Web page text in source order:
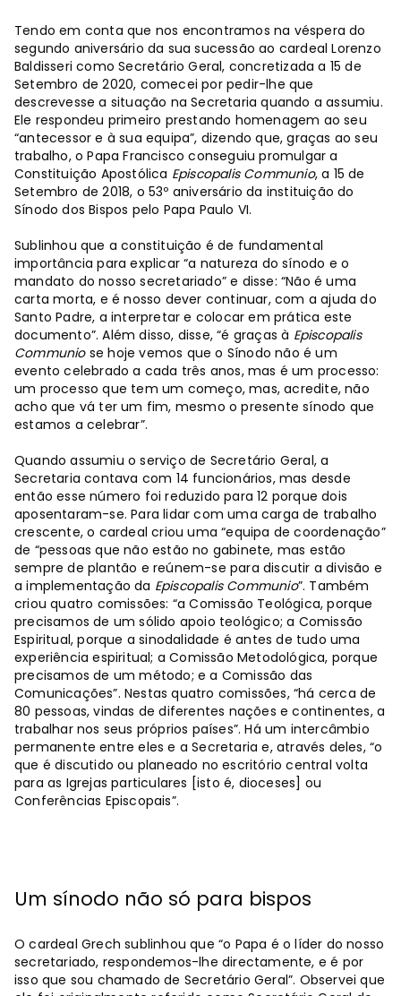
Tendo em conta que nos encontramos na véspera do
segundo aniversário da sua sucessão ao cardeal Lorenzo
Baldisseri como Secretário Geral, concretizada a 15 de
Setembro de 2020, comecei por pedir-lhe que
descrevesse a situação na Secretaria quando a assumiu.
Ele respondeu primeiro prestando homenagem ao seu
“antecessor e à sua equipa”, dizendo que, graças ao seu
trabalho, o Papa Francisco conseguiu promulgar a
Constituição Apostólica Episcopalis Communio, a 15 de
Setembro de 2018, o 53º aniversário da instituição do
Sínodo dos Bispos pelo Papa Paulo VI.
Sublinhou que a constituição é de fundamental
importância para explicar “a natureza do sínodo e o
mandato do nosso secretariado” e disse: “Não é uma
carta morta, e é nosso dever continuar, com a ajuda do
Santo Padre, a interpretar e colocar em prática este
documento”. Além disso, disse, “é graças à Episcopalis
Communio se hoje vemos que o Sínodo não é um
evento celebrado a cada três anos, mas é um processo:
um processo que tem um começo, mas, acredite, não
acho que vá ter um fim, mesmo o presente sínodo que
estamos a celebrar”.
Quando assumiu o serviço de Secretário Geral, a
Secretaria contava com 14 funcionários, mas desde
então esse número foi reduzido para 12 porque dois
aposentaram-se. Para lidar com uma carga de trabalho
crescente, o cardeal criou uma “equipa de coordenação”
de “pessoas que não estão no gabinete, mas estão
sempre de plantão e reúnem-se para discutir a divisão e
a implementação da Episcopalis Communio”. Também
criou quatro comissões: “a Comissão Teológica, porque
precisamos de um sólido apoio teológico; a Comissão
Espiritual, porque a sinodalidade é antes de tudo uma
experiência espiritual; a Comissão Metodológica, porque
precisamos de um método; e a Comissão das
Comunicações”. Nestas quatro comissões, “há cerca de
80 pessoas, vindas de diferentes nações e continentes, a
trabalhar nos seus próprios países”. Há um intercâmbio
permanente entre eles e a Secretaria e, através deles, “o
que é discutido ou planeado no escritório central volta
para as Igrejas particulares [isto é, dioceses] ou
Conferências Episcopais”.
Um sínodo não só para bispos
O cardeal Grech sublinhou que “o Papa é o líder do nosso
secretariado, respondemos-lhe directamente, e é por
isso que sou chamado de Secretário Geral”. Observei que